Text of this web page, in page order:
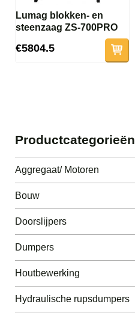
Lumag blokken- en
steenzaag ZS-700PRO
€5804.5
Productcategorieën
Aggregaat/ Motoren
Bouw
Doorslijpers
Dumpers
Houtbewerking
Hydraulische rupsdumpers